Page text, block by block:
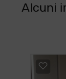
Alcuni